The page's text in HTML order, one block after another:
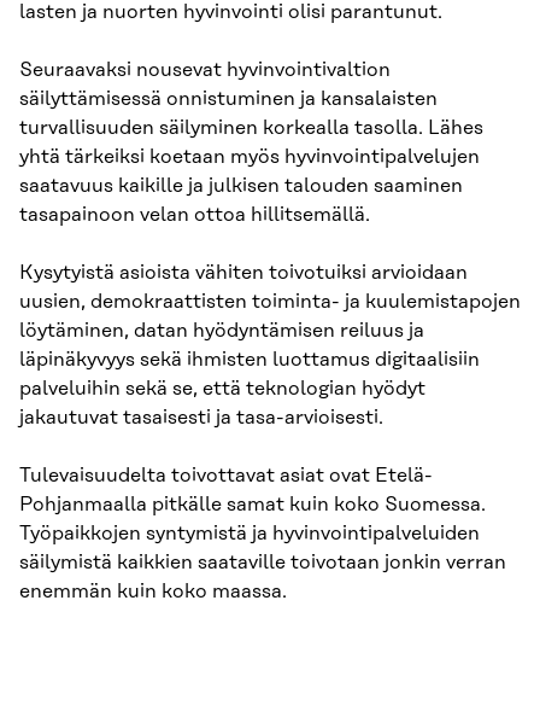
lasten ja nuorten hyvinvointi olisi parantunut.
Seuraavaksi nousevat hyvinvointivaltion
säilyttämisessä onnistuminen ja kansalaisten
turvallisuuden säilyminen korkealla tasolla. Lähes
yhtä tärkeiksi koetaan myös hyvinvointipalvelujen
saatavuus kaikille ja julkisen talouden saaminen
tasapainoon velan ottoa hillitsemällä.
Kysytyistä asioista vähiten toivotuiksi arvioidaan
uusien, demokraattisten toiminta- ja kuulemistapojen
löytäminen, datan hyödyntämisen reiluus ja
läpinäkyvyys sekä ihmisten luottamus digitaalisiin
palveluihin sekä se, että teknologian hyödyt
jakautuvat tasaisesti ja tasa-arvioisesti.
Tulevaisuudelta toivottavat asiat ovat Etelä-
Pohjanmaalla pitkälle samat kuin koko Suomessa.
Työpaikkojen syntymistä ja hyvinvointipalveluiden
säilymistä kaikkien saataville toivotaan jonkin verran
enemmän kuin koko maassa.